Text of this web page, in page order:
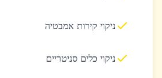
ניקוי קירות אמבטיה
ניקוי כלים סניטריים